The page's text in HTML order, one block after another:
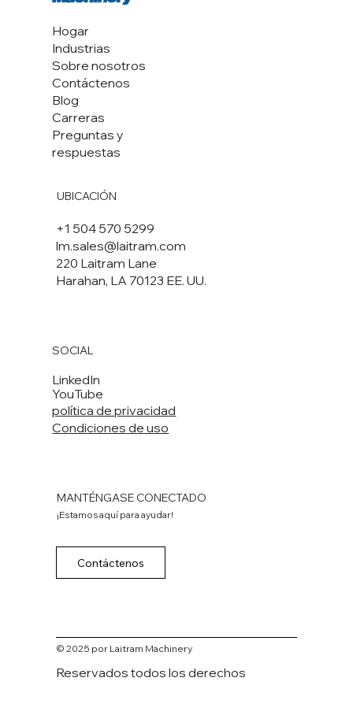
Hogar
Industrias
Sobre nosotros
Contáctenos
Blog
Carreras
Preguntas y
respuestas
UBICACIÓN
+1 504 570 5299
lm.sales@laitram.com
220 Laitram Lane
Harahan, LA 70123 EE. UU.
SOCIAL
LinkedIn
YouTube
política de privacidad
Condiciones de uso
MANTÉNGASE CONECTADO
¡Estamos aquí para ayudar!
Contáctenos
© 2025 por Laitram Machinery
Reservados todos los derechos